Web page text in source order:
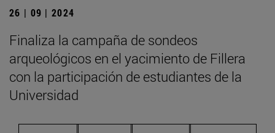
26 | 09 | 2024
Finaliza la campaña de sondeos
arqueológicos en el yacimiento de Fillera
con la participación de estudiantes de la
Universidad